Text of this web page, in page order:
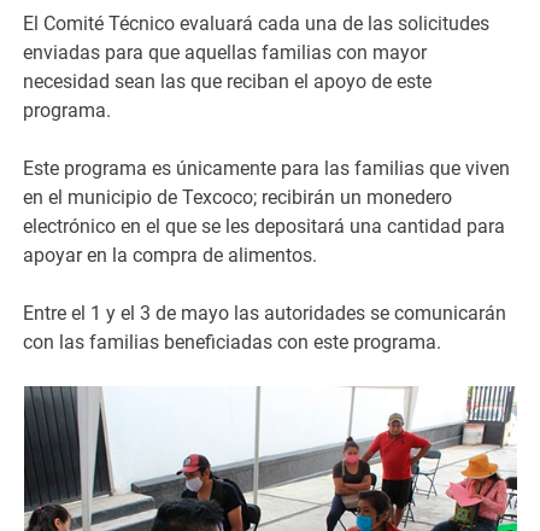
El Comité Técnico evaluará cada una de las solicitudes
enviadas para que aquellas familias con mayor
necesidad sean las que reciban el apoyo de este
programa.
Este programa es únicamente para las familias que viven
en el municipio de Texcoco; recibirán un monedero
electrónico en el que se les depositará una cantidad para
apoyar en la compra de alimentos.
Entre el 1 y el 3 de mayo las autoridades se comunicarán
con las familias beneficiadas con este programa.